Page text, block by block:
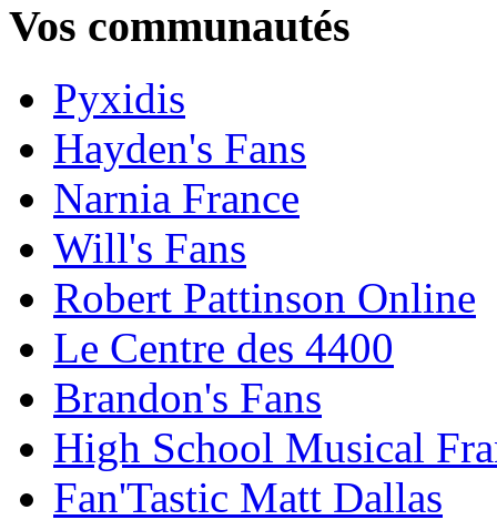
Vos communautés
Pyxidis
Hayden's Fans
Narnia France
Will's Fans
Robert Pattinson Online
Le Centre des 4400
Brandon's Fans
High School Musical
Fan'Tastic Matt Dallas